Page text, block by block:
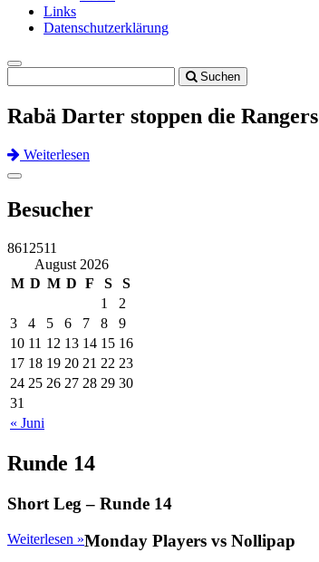
Links
Datenschutzerklärung
Toggle
navigation
Suchen
Rabä Darter stoppen die Rangers
Weiterlesen
Previous
Next
Toggle
Besucher
8612511
August 2026
M D M D F S S
« Juni
1
2
3
4 5 6 7 8
9
10 11 12 13 14 15 16
17 18 19 20 21 22 23
24 25 26 27 28 29 30
31
Runde 14
Short Leg – Runde 14
Weiterlesen »Monday Players vs Nollipap